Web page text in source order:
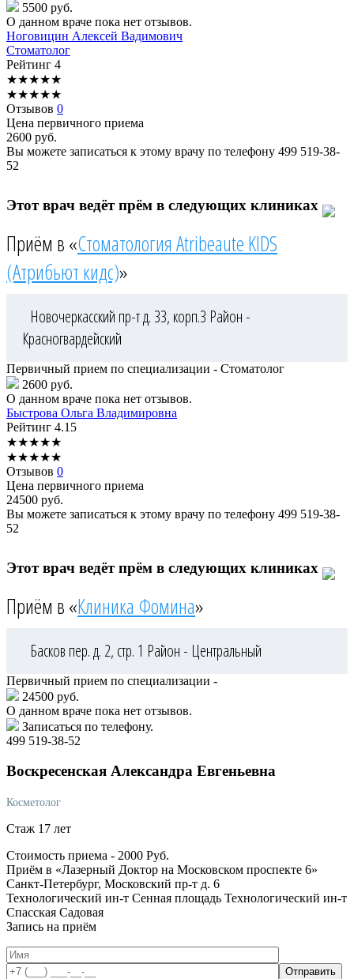
5500 руб.
О данном враче пока нет отзывов.
Ноговицин Алексей Вадимович
Стоматолог
Рейтинг 4
★★★★★
★★★★★
Отзывов 0
Цена первичного приема
2600 руб.
Вы можете записаться к этому врачу по телефону 499 519-38-
52
Этот врач ведёт прём в следующих клиниках
Приём в «Стоматология Atribeaute KIDS
(Атрибьют кидс)»
Новочеркасский пр-т д. 33, корп.3 Район -
Красногвардейский
Первичный прием по специализации - Стоматолог
2600 руб.
О данном враче пока нет отзывов.
Быстрова Ольга Владимировна
Рейтинг 4.15
★★★★★
★★★★★
Отзывов 0
Цена первичного приема
24500 руб.
Вы можете записаться к этому врачу по телефону 499 519-38-
52
Этот врач ведёт прём в следующих клиниках
Приём в «Клиника Фомина»
Басков пер. д. 2, стр. 1 Район - Центральный
Первичный прием по специализации -
24500 руб.
О данном враче пока нет отзывов.
Записаться по телефону.
499 519-38-52
Воскресенская Александра Евгеньевна
Косметолог
Стаж 17 лет
Стоимость приема - 2000 Руб.
Приём в «Лазерный Доктор на Московском проспекте 6»
Санкт-Петербург, Московский пр-т д. 6
Технологический ин-т Сенная площадь Технологический ин-т
Спасская Садовая
Запись на приём